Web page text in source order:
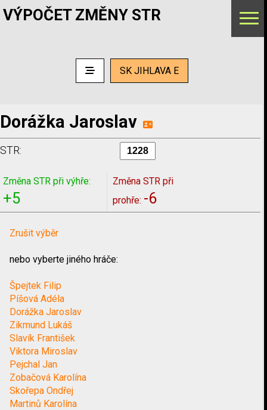
VÝPOČET ZMĚNY STR
SK JIHLAVA E
Dorážka Jaroslav
STR:
Změna STR při výhře:
+5
Změna STR při
prohře: -6
Zrušit výběr
nebo vyberte jiného hráče:
Špejtek Filip
Píšová Adéla
Dorážka Jaroslav
Zikmund Lukáš
Slavík František
Viktora Miroslav
Pejchal Jan
Zobačová Karolína
Skořepa Ondřej
Martinů Karolína